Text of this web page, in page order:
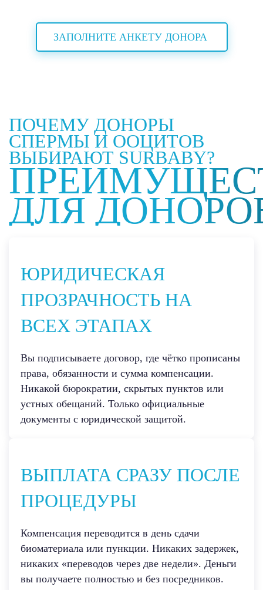
ЗАПОЛНИТЕ АНКЕТУ ДОНОРА
ПОЧЕМУ ДОНОРЫ
СПЕРМЫ И ООЦИТОВ
ВЫБИРАЮТ SURBABY?
ДЛЯ
ЮРИДИЧЕСКАЯ
ПРОЗРАЧНОСТЬ НА
ВСЕХ ЭТАПАХ
Вы подписываете договор, где чётко прописаны
права, обязанности и сумма компенсации.
Никакой бюрократии, скрытых пунктов или
устных обещаний. Только официальные
документы с юридической защитой.
ВЫПЛАТА СРАЗУ ПОСЛЕ
ПРОЦЕДУРЫ
Компенсация переводится в день сдачи
биоматериала или пункции. Никаких задержек,
никаких «переводов через две недели». Деньги
вы получаете полностью и без посредников.